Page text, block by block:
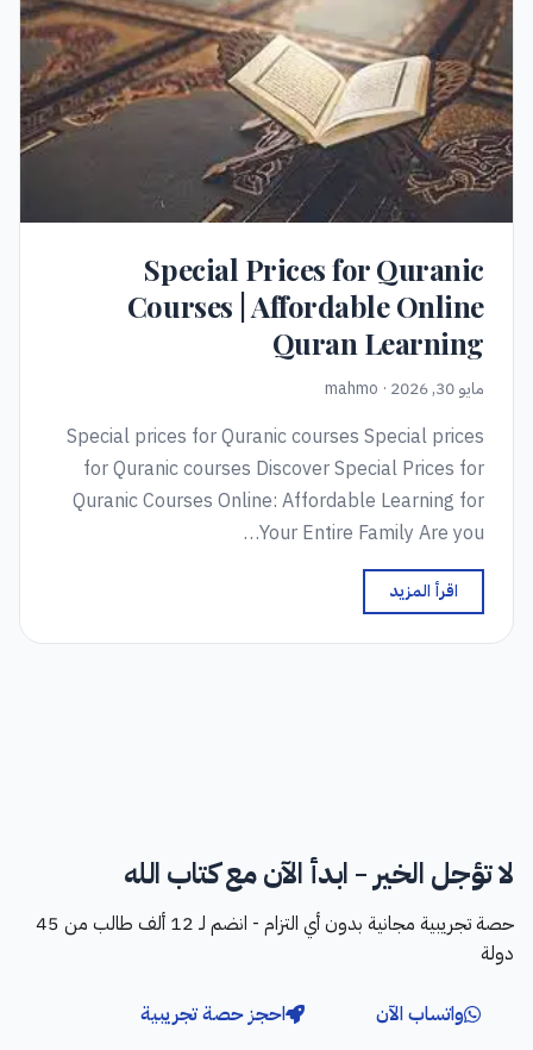
Special Prices for Quranic
Courses | Affordable Online
Quran Learning
مايو 30, 2026 · mahmo
Special prices for Quranic courses Special prices
for Quranic courses Discover Special Prices for
Quranic Courses Online: Affordable Learning for
Your Entire Family Are you…
اقرأ المزيد
لا تؤجل الخير - ابدأ الآن مع كتاب الله
حصة تجريبية مجانية بدون أي التزام - انضم لـ 12 ألف طالب من 45
دولة
واتساب الآن احجز حصة تجريبية